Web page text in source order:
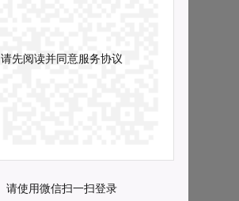
请先阅读并同意服务协议
请使用微信扫一扫登录